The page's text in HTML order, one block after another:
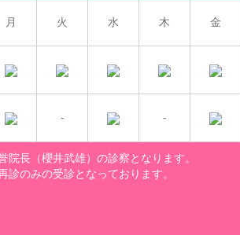
月 火 水 木 金
- -
長（櫻井武雄）の診察となります。
のみの受診となっております。